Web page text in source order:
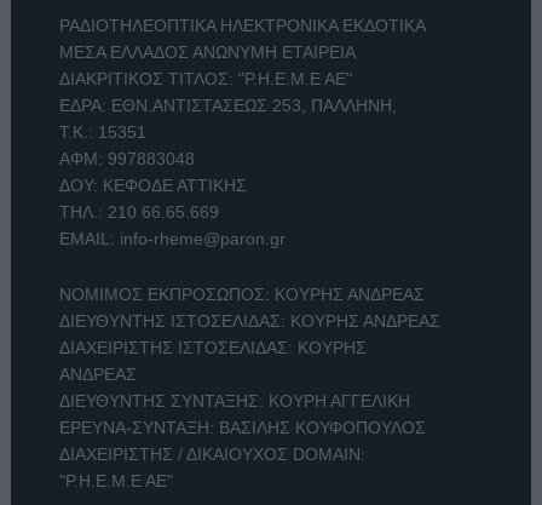
ΡΑΔΙΟΤΗΛΕΟΠΤΙΚΑ ΗΛΕΚΤΡΟΝΙΚΑ ΕΚΔΟΤΙΚΑ
ΜΕΣΑ ΕΛΛΑΔΟΣ ΑΝΩΝΥΜΗ ΕΤΑΙΡΕΙΑ
ΔΙΑΚΡΙΤΙΚΟΣ ΤΙΤΛΟΣ: "Ρ.Η.Ε.Μ.Ε ΑΕ"
ΕΔΡΑ: ΕΘΝ.ΑΝΤΙΣΤΑΣΕΩΣ 253, ΠΑΛΛΗΝΗ,
Τ.Κ.: 15351
ΑΦΜ: 997883048
ΔΟΥ: ΚΕΦΟΔΕ ΑΤΤΙΚΗΣ
ΤΗΛ.: 210 66.65.669
EMAIL: info-rheme@paron.gr
ΝΟΜΙΜΟΣ ΕΚΠΡΟΣΩΠΟΣ: ΚΟΥΡΗΣ ΑΝΔΡΕΑΣ
ΔΙΕΥΘΥΝΤΗΣ ΙΣΤΟΣΕΛΙΔΑΣ: ΚΟΥΡΗΣ ΑΝΔΡΕΑΣ
ΔΙΑΧΕΙΡΙΣΤΗΣ ΙΣΤΟΣΕΛΙΔΑΣ: ΚΟΥΡΗΣ
ΑΝΔΡΕΑΣ
ΔΙΕΥΘΥΝΤΗΣ ΣΥΝΤΑΞΗΣ: ΚΟΥΡΗ ΑΓΓΕΛΙΚΗ
ΕΡΕΥΝΑ-ΣΥΝΤΑΞΗ: ΒΑΣΙΛΗΣ ΚΟΥΦΟΠΟΥΛΟΣ
ΔΙΑΧΕΙΡΙΣΤΗΣ / ΔΙΚΑΙΟΥΧΟΣ DOMAIN:
"Ρ.Η.Ε.Μ.Ε ΑΕ"